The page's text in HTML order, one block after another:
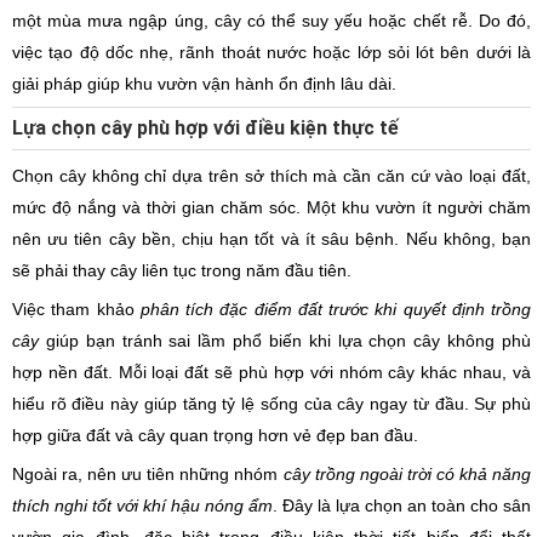
một mùa mưa ngập úng, cây có thể suy yếu hoặc chết rễ. Do đó,
việc tạo độ dốc nhẹ, rãnh thoát nước hoặc lớp sỏi lót bên dưới là
giải pháp giúp khu vườn vận hành ổn định lâu dài.
Lựa chọn cây phù hợp với điều kiện thực tế
Chọn cây không chỉ dựa trên sở thích mà cần căn cứ vào loại đất,
mức độ nắng và thời gian chăm sóc. Một khu vườn ít người chăm
nên ưu tiên cây bền, chịu hạn tốt và ít sâu bệnh. Nếu không, bạn
sẽ phải thay cây liên tục trong năm đầu tiên.
Việc tham khảo phân tích đặc điểm đất trước khi quyết định trồng
câygiúp bạn tránh sai lầm phổ biến khi lựa chọn cây không phù
hợp nền đất. Mỗi loại đất sẽ phù hợp với nhóm cây khác nhau, và
hiểu rõ điều này giúp tăng tỷ lệ sống của cây ngay từ đầu. Sự phù
hợp giữa đất và cây quan trọng hơn vẻ đẹp ban đầu.
Ngoài ra, nên ưu tiên những nhóm cây trồng ngoài trời có khả năng
thích nghi tốt với khí hậu nóng ẩm . Đây là lựa chọn an toàn cho sân